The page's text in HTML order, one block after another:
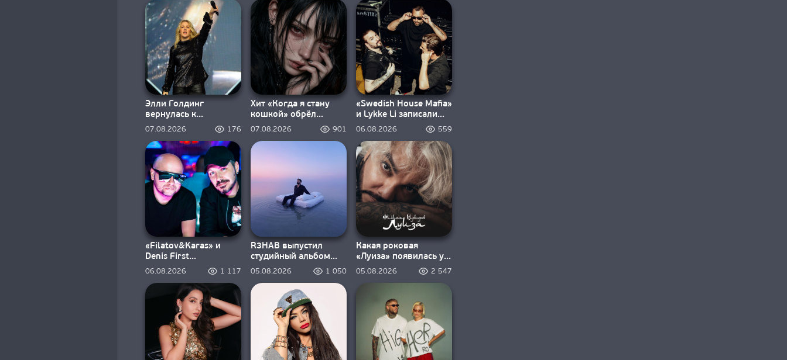
Элли Голдинг
вернулась к
электронной музыке в
07.08.2026 176
Хит «Когда я стану
кошкой» обрёл
второе дыхание
07.08.2026 901
«Swedish House Mafia»
и Lykke Li записали
«Happiness Is So Sad»
06.08.2026 559
«Filatov&Karas» и
Denis First
объединились в
«Sweet Summer
Nights»
06.08.2026 1 117
R3HAB выпустил
студийный альбом
«Dream inside a
05.08.2026 1 050
Какая роковая
«Луиза» появилась у
Филиппа Киркорова?
05.08.2026 2 547